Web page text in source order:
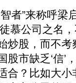
”来称呼梁
慕公司之名
炒股，而不
市缺乏‘信’
合？比如大